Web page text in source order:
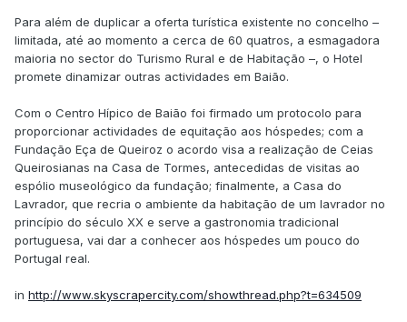
Para além de duplicar a oferta turística existente no concelho –
limitada, até ao momento a cerca de 60 quatros, a esmagadora
maioria no sector do Turismo Rural e de Habitação –, o Hotel
promete dinamizar outras actividades em Baião.
Com o Centro Hípico de Baião foi firmado um protocolo para
proporcionar actividades de equitação aos hóspedes; com a
Fundação Eça de Queiroz o acordo visa a realização de Ceias
Queirosianas na Casa de Tormes, antecedidas de visitas ao
espólio museológico da fundação; finalmente, a Casa do
Lavrador, que recria o ambiente da habitação de um lavrador no
princípio do século XX e serve a gastronomia tradicional
portuguesa, vai dar a conhecer aos hóspedes um pouco do
Portugal real.
in http://www.skyscrapercity.com/showthread.php?t=634509